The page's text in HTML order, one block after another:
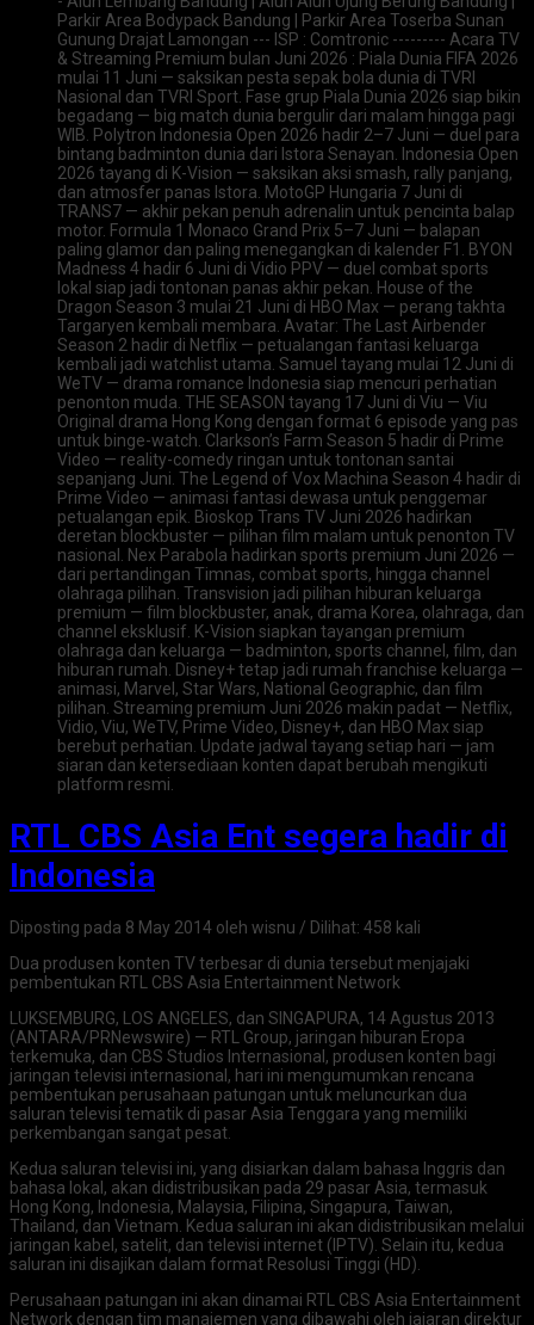
Parkir Area Bodypack Bandung | Parkir Area Toserba Sunan
Gunung Drajat Lamongan --- ISP : Comtronic --------- Acara TV
& Streaming Premium bulan Juni 2026 : Piala Dunia FIFA 2026
mulai 11 Juni — saksikan pesta sepak bola dunia di TVRI
Nasional dan TVRI Sport. Fase grup Piala Dunia 2026 siap bikin
begadang — big match dunia bergulir dari malam hingga pagi
WIB. Polytron Indonesia Open 2026 hadir 2–7 Juni — duel para
bintang badminton dunia dari Istora Senayan. Indonesia Open
2026 tayang di K-Vision — saksikan aksi smash, rally panjang,
dan atmosfer panas Istora. MotoGP Hungaria 7 Juni di
TRANS7 — akhir pekan penuh adrenalin untuk pencinta balap
motor. Formula 1 Monaco Grand Prix 5–7 Juni — balapan
paling glamor dan paling menegangkan di kalender F1. BYON
Madness 4 hadir 6 Juni di Vidio PPV — duel combat sports
lokal siap jadi tontonan panas akhir pekan. House of the
Dragon Season 3 mulai 21 Juni di HBO Max — perang takhta
Targaryen kembali membara. Avatar: The Last Airbender
Season 2 hadir di Netflix — petualangan fantasi keluarga
kembali jadi watchlist utama. Samuel tayang mulai 12 Juni di
WeTV — drama romance Indonesia siap mencuri perhatian
penonton muda. THE SEASON tayang 17 Juni di Viu — Viu
Original drama Hong Kong dengan format 6 episode yang pas
untuk binge-watch. Clarkson’s Farm Season 5 hadir di Prime
Video — reality-comedy ringan untuk tontonan santai
sepanjang Juni. The Legend of Vox Machina Season 4 hadir di
Prime Video — animasi fantasi dewasa untuk penggemar
petualangan epik. Bioskop Trans TV Juni 2026 hadirkan
deretan blockbuster — pilihan film malam untuk penonton TV
nasional. Nex Parabola hadirkan sports premium Juni 2026 —
dari pertandingan Timnas, combat sports, hingga channel
olahraga pilihan. Transvision jadi pilihan hiburan keluarga
premium — film blockbuster, anak, drama Korea, olahraga, dan
channel eksklusif. K-Vision siapkan tayangan premium
olahraga dan keluarga — badminton, sports channel, film, dan
hiburan rumah. Disney+ tetap jadi rumah franchise keluarga —
animasi, Marvel, Star Wars, National Geographic, dan film
pilihan. Streaming premium Juni 2026 makin padat — Netflix,
Vidio, Viu, WeTV, Prime Video, Disney+, dan HBO Max siap
berebut perhatian. Update jadwal tayang setiap hari — jam
siaran dan ketersediaan konten dapat berubah mengikuti
platform resmi.
RTL CBS Asia Ent segera hadir di
Indonesia
Diposting pada 8 May 2014 oleh wisnu / Dilihat: 458 kali
Dua produsen konten TV terbesar di dunia tersebut menjajaki
pembentukan RTL CBS Asia Entertainment Network
LUKSEMBURG, LOS ANGELES, dan SINGAPURA, 14 Agustus 2013
(ANTARA/PRNewswire) — RTL Group, jaringan hiburan Eropa
terkemuka, dan CBS Studios Internasional, produsen konten bagi
jaringan televisi internasional, hari ini mengumumkan rencana
pembentukan perusahaan patungan untuk meluncurkan dua
saluran televisi tematik di pasar Asia Tenggara yang memiliki
perkembangan sangat pesat.
Kedua saluran televisi ini, yang disiarkan dalam bahasa Inggris dan
bahasa lokal, akan didistribusikan pada 29 pasar Asia, termasuk
Hong Kong, Indonesia, Malaysia, Filipina, Singapura, Taiwan,
Thailand, dan Vietnam. Kedua saluran ini akan didistribusikan melalui
jaringan kabel, satelit, dan televisi internet (IPTV). Selain itu, kedua
saluran ini disajikan dalam format Resolusi Tinggi (HD).
Perusahaan patungan ini akan dinamai RTL CBS Asia Entertainment
Network dengan tim manajemen yang dibawahi oleh jajaran direktur